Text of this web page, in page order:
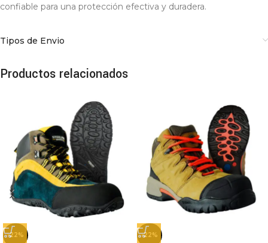
confiable para una protección efectiva y duradera.
Tipos de Envio
Productos relacionados
-22% -22%